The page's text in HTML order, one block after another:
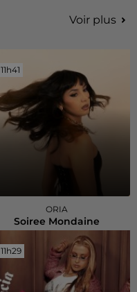
Voir plus
11h41
11h41
ORIA
Soiree Mondaine
11h29
11h29